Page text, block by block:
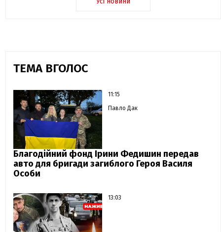
ТЕМА ВГОЛОС
11:15
Павло Дак
Благодійний фонд Ірини Федишин передав
авто для бригади загиблого Героя Василя
Особи
13:03